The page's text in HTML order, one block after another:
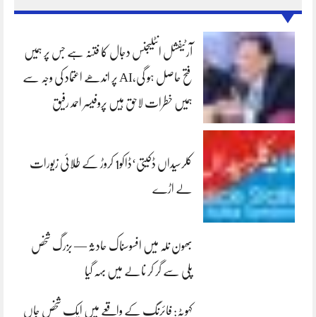
آرٹیفشل انٹلیجنس دجال کا فتنہ ہے جس پر ہمیں
فتح حاصل ہو گی،AI پر اندھے اعتماد کی وجہ سے
ہمیں خطرات لاحق ہیں پروفیسر احمد رفیق
کلرسیداں ڈکیتی‘ڈاکو1 کروڑ کے طلائی زیورات
لے اڑے
بھون نلہ میں افسوسناک حادثہ — بزرگ شخص
پلی سے گر کر نالے میں بہہ گیا
کہوٹہ: فائرنگ کے واقعے میں ایک شخص جاں